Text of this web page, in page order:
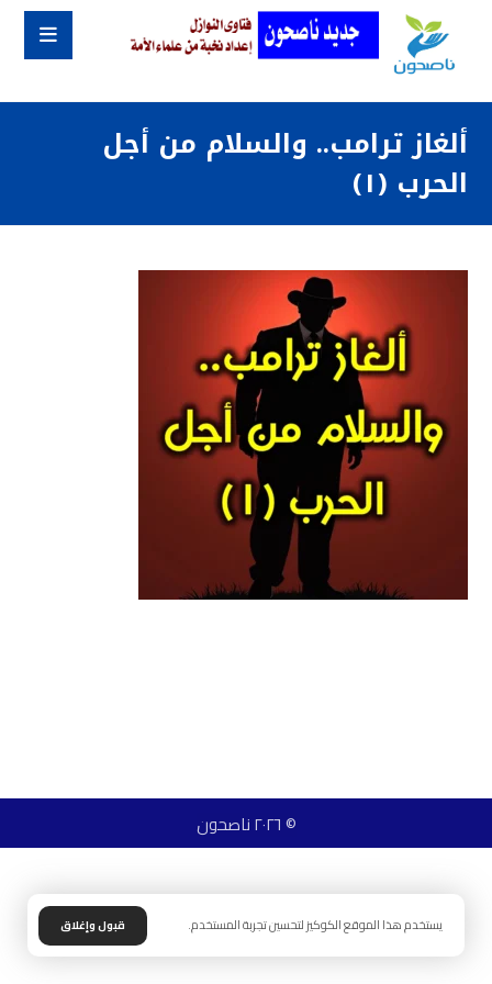
ألغاز ترامب.. والسلام من أجل
الحرب (١)
© ٢٠٢٦ ناصحون
يستخدم هذا الموقع الكوكيز لتحسين تجربة المستخدم. قبول وإغلاق